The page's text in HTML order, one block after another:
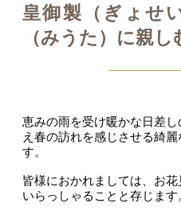
皇御製（ぎょせ
（みうた）に親
恵みの雨を受け暖かな日差
え春の訪れを感じさせる綺
す。
皆様におかれましては、お
いらっしゃることと存じます